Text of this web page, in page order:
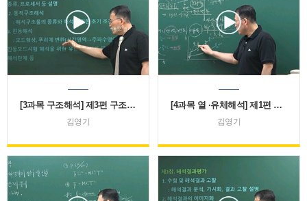
[3과목 구조해석] 제3편 구조 및 진동해석
김영기
[4과목 열 ·유체해석] 제1편 열역학
김영기